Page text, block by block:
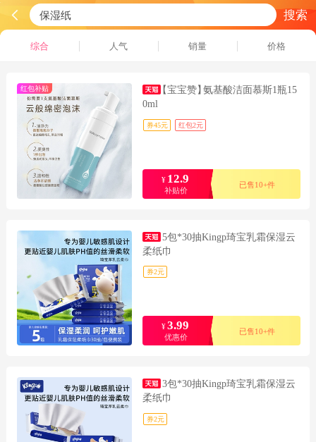
搜索
综合 人气 销量 价格
红包补贴 【宝宝赞】氨基酸洁面慕斯1瓶15
0ml
券45元 红包2元
¥ 12.9
补贴价
已售10+件
5包*30抽Kingp琦宝乳霜保湿云
柔纸巾
券2元
¥ 3.99
优惠价
已售10+件
3包*30抽Kingp琦宝乳霜保湿云
柔纸巾
券2元